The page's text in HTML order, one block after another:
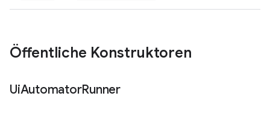
Öffentliche Konstruktoren
UiAutomatorRunner